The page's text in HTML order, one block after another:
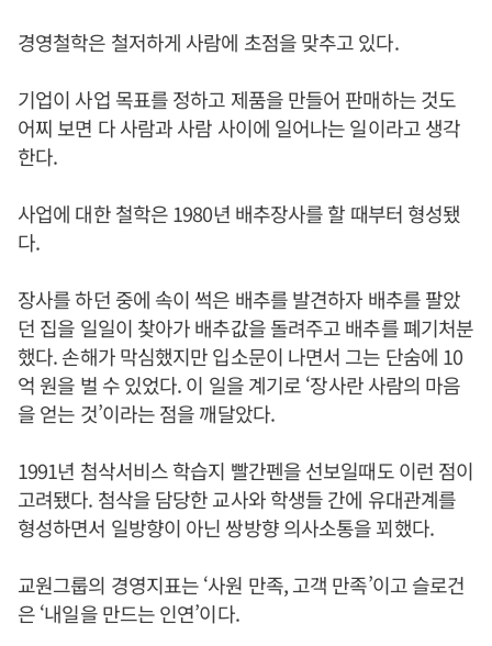
경영철학은 철저하게 사람에 초점을 맞추고 있다.
기업이 사업 목표를 정하고 제품을 만들어 판매하는 것도
어찌 보면 다 사람과 사람 사이에 일어나는 일이라고 생각
한다.
사업에 대한 철학은 1980년 배추장사를 할 때부터 형성됐
다.
장사를 하던 중에 속이 썩은 배추를 발견하자 배추를 팔았
던 집을 일일이 찾아가 배추값을 돌려주고 배추를 폐기처분
했다. 손해가 막심했지만 입소문이 나면서 그는 단숨에 10
억 원을 벌 수 있었다. 이 일을 계기로 ‘장사란 사람의 마음
을 얻는 것’이라는 점을 깨달았다.
1991년 첨삭서비스 학습지 빨간펜을 선보일때도 이런 점이
고려됐다. 첨삭을 담당한 교사와 학생들 간에 유대관계를
형성하면서 일방향이 아닌 쌍방향 의사소통을 꾀했다.
교원그룹의 경영지표는 ‘사원 만족, 고객 만족’이고 슬로건
은 ‘내일을 만드는 인연’이다.